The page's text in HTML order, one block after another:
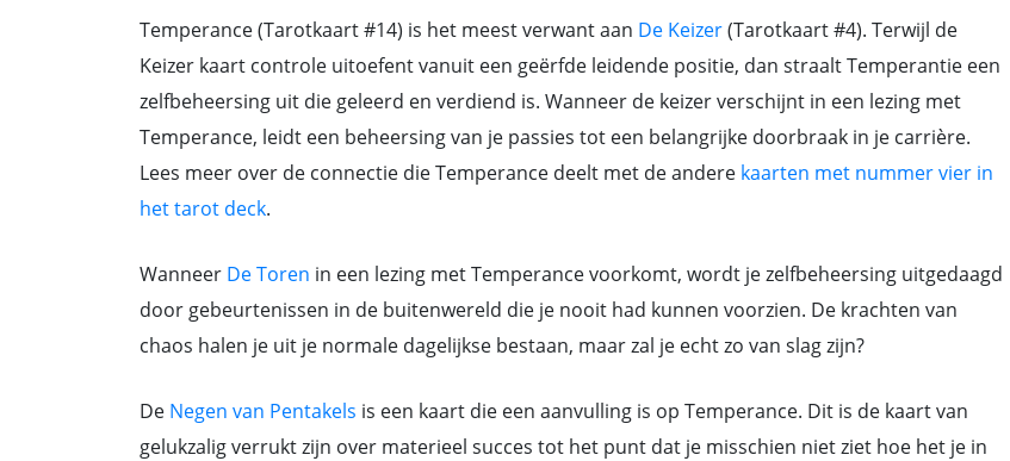
Temperance (Tarotkaart #14) is het meest verwant aan De Keizer(Tarotkaart #4). Terwijl de
Keizer kaart controle uitoefent vanuit een geërfde leidende positie, dan straalt Temperantie een
zelfbeheersing uit die geleerd en verdiend is. Wanneer de keizer verschijnt in een lezing met
Temperance, leidt een beheersing van je passies tot een belangrijke doorbraak in je carrière.
Lees meer over de connectie die Temperance deelt met de andere kaarten met nummer vier in
het tarot deck.
Wanneer De Toren in een lezing met Temperance voorkomt, wordt je zelfbeheersing uitgedaagd
door gebeurtenissen in de buitenwereld die je nooit had kunnen voorzien. De krachten van
chaos halen je uit je normale dagelijkse bestaan, maar zal je echt zo van slag zijn?
De Negen van Pentakels is een kaart die een aanvulling is op Temperance. Dit is de kaart van
gelukzalig verrukt zijn over materieel succes tot het punt dat je misschien niet ziet hoe het je in